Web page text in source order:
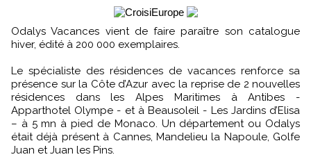
Odalys Vacances vient de faire paraître son catalogue
hiver, édité à 200 000 exemplaires.
Le spécialiste des résidences de vacances renforce sa
présence sur la Côte d’Azur avec la reprise de 2 nouvelles
résidences dans les Alpes Maritimes à Antibes -
Apparthotel Olympe - et à Beausoleil - Les Jardins d’Elisa
– à 5 mn à pied de Monaco. Un département ou Odalys
était déjà présent à Cannes, Mandelieu la Napoule, Golfe
Juan et Juan les Pins.